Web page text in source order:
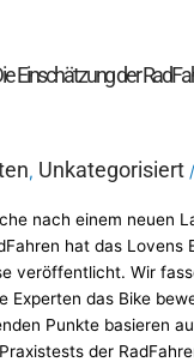
Einschätzung der
, Unkategorisiert /
nach einem neuen
hat das Lovens
veröffentlicht. Wir
Experten das Bike
Punkte basieren
der